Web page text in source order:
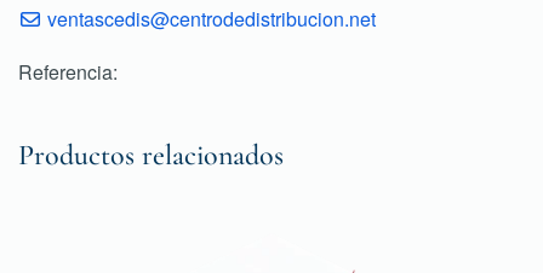
ventascedis@centrodedistribucion.net
Referencia:
Productos relacionados